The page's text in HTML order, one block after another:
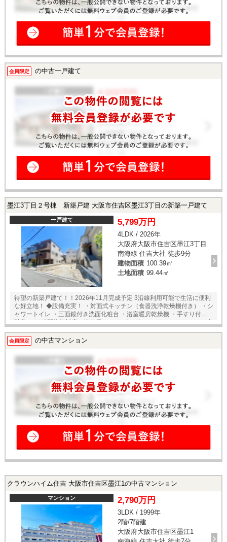
会員限定 の中古一戸建て
墨江3丁目２号棟 新築戸建 大阪市住吉区墨江3丁目の新築一戸建て
一戸建て 5,799万円
4LDK / 2026年
大阪府大阪市住吉区墨江3丁目
南海線 住吉大社 徒歩9分
建物面積 100.39㎡
土地面積 99.44㎡
待望の新築戸建て！！2026年11月完成予定 3沿線利用可能で生活に便利
な好立地！ ◆設備充実！ ・対面式キッチン（食器洗浄乾燥機付き） ・シ
ャワートイレ ・三面鏡付き洗面化粧台 ・浴室暖房乾燥機 ・手すり付き
階段 ・24時間換気対応（排気用） ・リビングにステディカウンター、書
斎 ・駐車スペース2台分 ◆収納充実 ・ファミリークローゼット ・ウォー
クインクローゼット ◆省エネ性能ラベル ・エネルギー消費性能 ★★★
会員限定 の中古マンション
クラウンハイム住吉 大阪市住吉区墨江1の中古マンション
マンション 2,790万円
3LDK / 1999年
2階/7階建
大阪府大阪市住吉区墨江1